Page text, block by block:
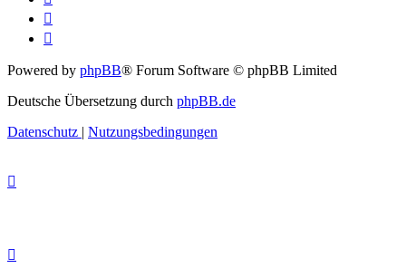
Powered by phpBB® Forum Software © phpBB Limited
Deutsche Übersetzung durch phpBB.de
Datenschutz | Nutzungsbedingungen